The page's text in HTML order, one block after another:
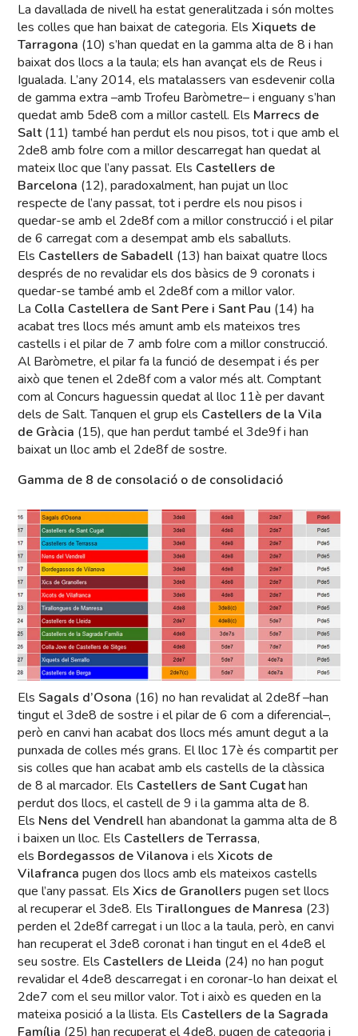
La davallada de nivell ha estat generalitzada i són moltes
les colles que han baixat de categoria. ElsXiquets de
Tarragona (10) s’han quedat en la gamma alta de 8 i han
baixat dos llocs a la taula; els han avançat els de Reus i
Igualada. L’any 2014, els matalassers van esdevenir colla
de gamma extra –amb Trofeu Baròmetre– i enguany s’han
quedat amb 5de8 com a millor castell. Els Marrecs de
Salt(11) també han perdut els nou pisos, tot i que amb el
2de8 amb folre com a millor descarregat han quedat al
mateix lloc que l’any passat. Els Castellers de
Barcelona (12), paradoxalment, han pujat un lloc
respecte de l’any passat, tot i perdre els nou pisos i
quedar-se amb el 2de8f com a millor construcció i el pilar
de 6 carregat com a desempat amb els saballuts.
Els Castellers de Sabadell (13) han baixat quatre llocs
després de no revalidar els dos bàsics de 9 coronats i
quedar-se també amb el 2de8f com a millor valor.
La Colla Castellera de Sant Pere i Sant Pau (14) ha
acabat tres llocs més amunt amb els mateixos tres
castells i el pilar de 7 amb folre com a millor construcció.
Al Baròmetre, el pilar fa la funció de desempat i és per
això que tenen el 2de8f com a valor més alt. Comptant
com al Concurs haguessin quedat al lloc 11è per davant
dels de Salt. Tanquen el grup els Castellers de la Vila
de Gràcia (15), que han perdut també el 3de9f i han
baixat un lloc amb el 2de8f de sostre.
Gamma de 8 de consolació o de consolidació
Els Sagals d’Osona (16) no han revalidat al 2de8f –han
tingut el 3de8 de sostre i el pilar de 6 com a diferencial–,
però en canvi han acabat dos llocs més amunt degut a la
punxada de colles més grans. El lloc 17è és compartit per
sis colles que han acabat amb els castells de la clàssica
de 8 al marcador. Els Castellers de Sant Cugathan
perdut dos llocs, el castell de 9 i la gamma alta de 8.
Els Nens del Vendrellhan abandonat la gamma alta de 8
i baixen un lloc. Els Castellers de Terrassa,
els Bordegassos de Vilanova i elsXicots de
Vilafranca pugen dos llocs amb els mateixos castells
que l’any passat. ElsXics de Granollers pugen set llocs
al recuperar el 3de8. ElsTirallongues de Manresa (23)
perden el 2de8f carregat i un lloc a la taula, però, en canvi
han recuperat el 3de8 coronat i han tingut en el 4de8 el
seu sostre. Els Castellers de Lleida (24) no han pogut
revalidar el 4de8 descarregat i en coronar-lo han deixat el
2de7 com el seu millor valor. Tot i això es queden en la
mateixa posició a la llista. Els Castellers de la Sagrada
Família (25) han recuperat el 4de8, pugen de categoria i